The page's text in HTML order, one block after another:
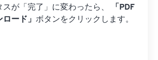
スが「完了」に変わったら、
「PDF
ード」 ボタンをクリックします。